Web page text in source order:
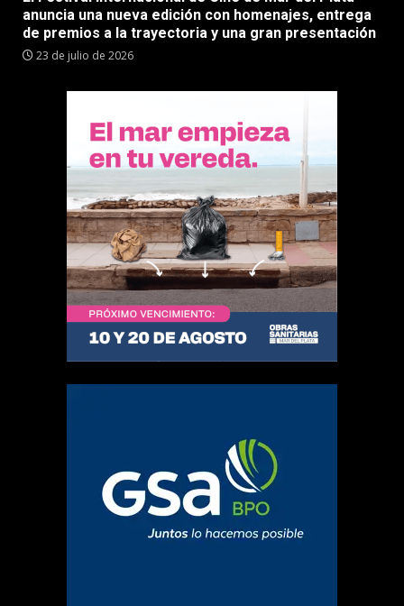
anuncia una nueva edición con homenajes, entrega
de premios a la trayectoria y una gran presentación
23 de julio de 2026